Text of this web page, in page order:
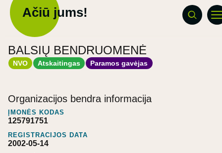
Ačiū jums!
BALSIŲ BENDRUOMENĖ
NVO Atskaitingas Paramos gavėjas
Organizacijos bendra informacija
ĮMONĖS KODAS
125791751
REGISTRACIJOS DATA
2002-05-14